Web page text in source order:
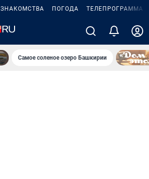
ЗНАКОМСТВА ПОГОДА ТЕЛЕПРОГРАММА
Самое соленое озеро Башкирии